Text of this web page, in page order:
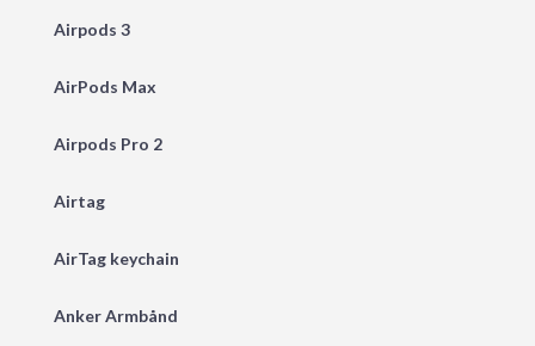
Airpods 3
AirPods Max
Airpods Pro 2
Airtag
AirTag keychain
Anker Armbånd